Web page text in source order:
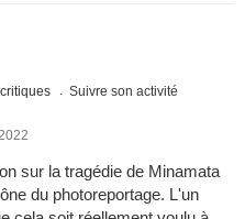
Suivre son activité
sur la tragédie de Minamata
du photoreportage. L'un